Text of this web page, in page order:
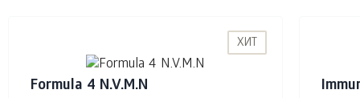
ХИТ
Formula 4 N.V.M.N